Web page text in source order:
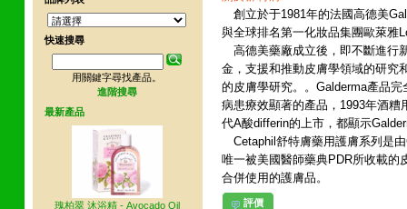
創立於于1981年的法國高德美
與全球排名第一化妝品集團歐萊雅
高德美藥廠成立後，即不斷進行
金，支援和推動皮膚學領域的研究
的皮膚學研究。。Galderma產品
病患療效顯著的產品，1993年酒糟
代A酸differin的上市，都顯示
Cetaphil舒特膚藥用護膚系列是
唯一被美國醫師藥典PDR所收載的
合併使用的護膚品。
評價
快速搜尋
用關鍵字尋找產品。
進階搜尋
最新產品
瑰柏翠 沐浴精 - Avocado Oil